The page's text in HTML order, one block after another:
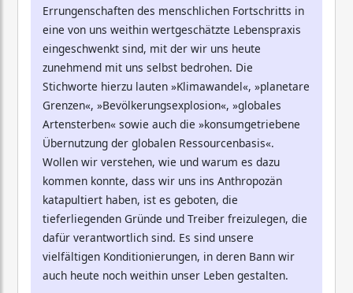
Errungenschaften des menschlichen Fortschritts in
eine von uns weithin wertgeschätzte Lebenspraxis
eingeschwenkt sind, mit der wir uns heute
zunehmend mit uns selbst bedrohen. Die
Stichworte hierzu lauten »Klimawandel«, »planetare
Grenzen«, »Bevölkerungsexplosion«, »globales
Artensterben« sowie auch die »konsumgetriebene
Übernutzung der globalen Ressourcenbasis«.
Wollen wir verstehen, wie und warum es dazu
kommen konnte, dass wir uns ins Anthropozän
katapultiert haben, ist es geboten, die
tieferliegenden Gründe und Treiber freizulegen, die
dafür verantwortlich sind. Es sind unsere
vielfältigen Konditionierungen, in deren Bann wir
auch heute noch weithin unser Leben gestalten.